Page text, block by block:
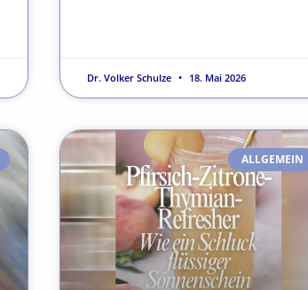
Dr. Volker Schulze 18. Mai 2026
ALLGEMEIN